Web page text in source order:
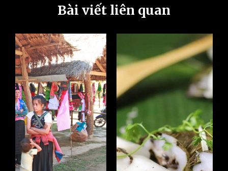
Bài viết liên quan